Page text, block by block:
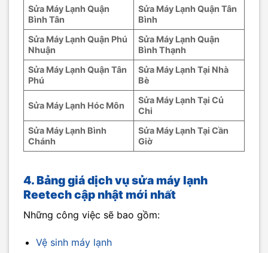
Sửa Máy Lạnh Quận
Bình Tân
Sửa Máy Lạnh Quận Tân
Bình
Sửa Máy Lạnh Quận Phú
Nhuận
Sửa Máy Lạnh Quận
Bình Thạnh
Sửa Máy Lạnh Quận Tân
Phú
Sửa Máy Lạnh Tại Nhà
Bè
Sửa Máy Lạnh Hóc Môn
Sửa Máy Lạnh Tại Củ
Chi
Sửa Máy Lạnh Bình
Chánh
Sửa Máy Lạnh Tại Cần
Giờ
4. Bảng giá dịch vụ sửa máy lạnh
Reetech cập nhật mới nhất
Những công việc sẽ bao gồm:
Vệ sinh máy lạnh